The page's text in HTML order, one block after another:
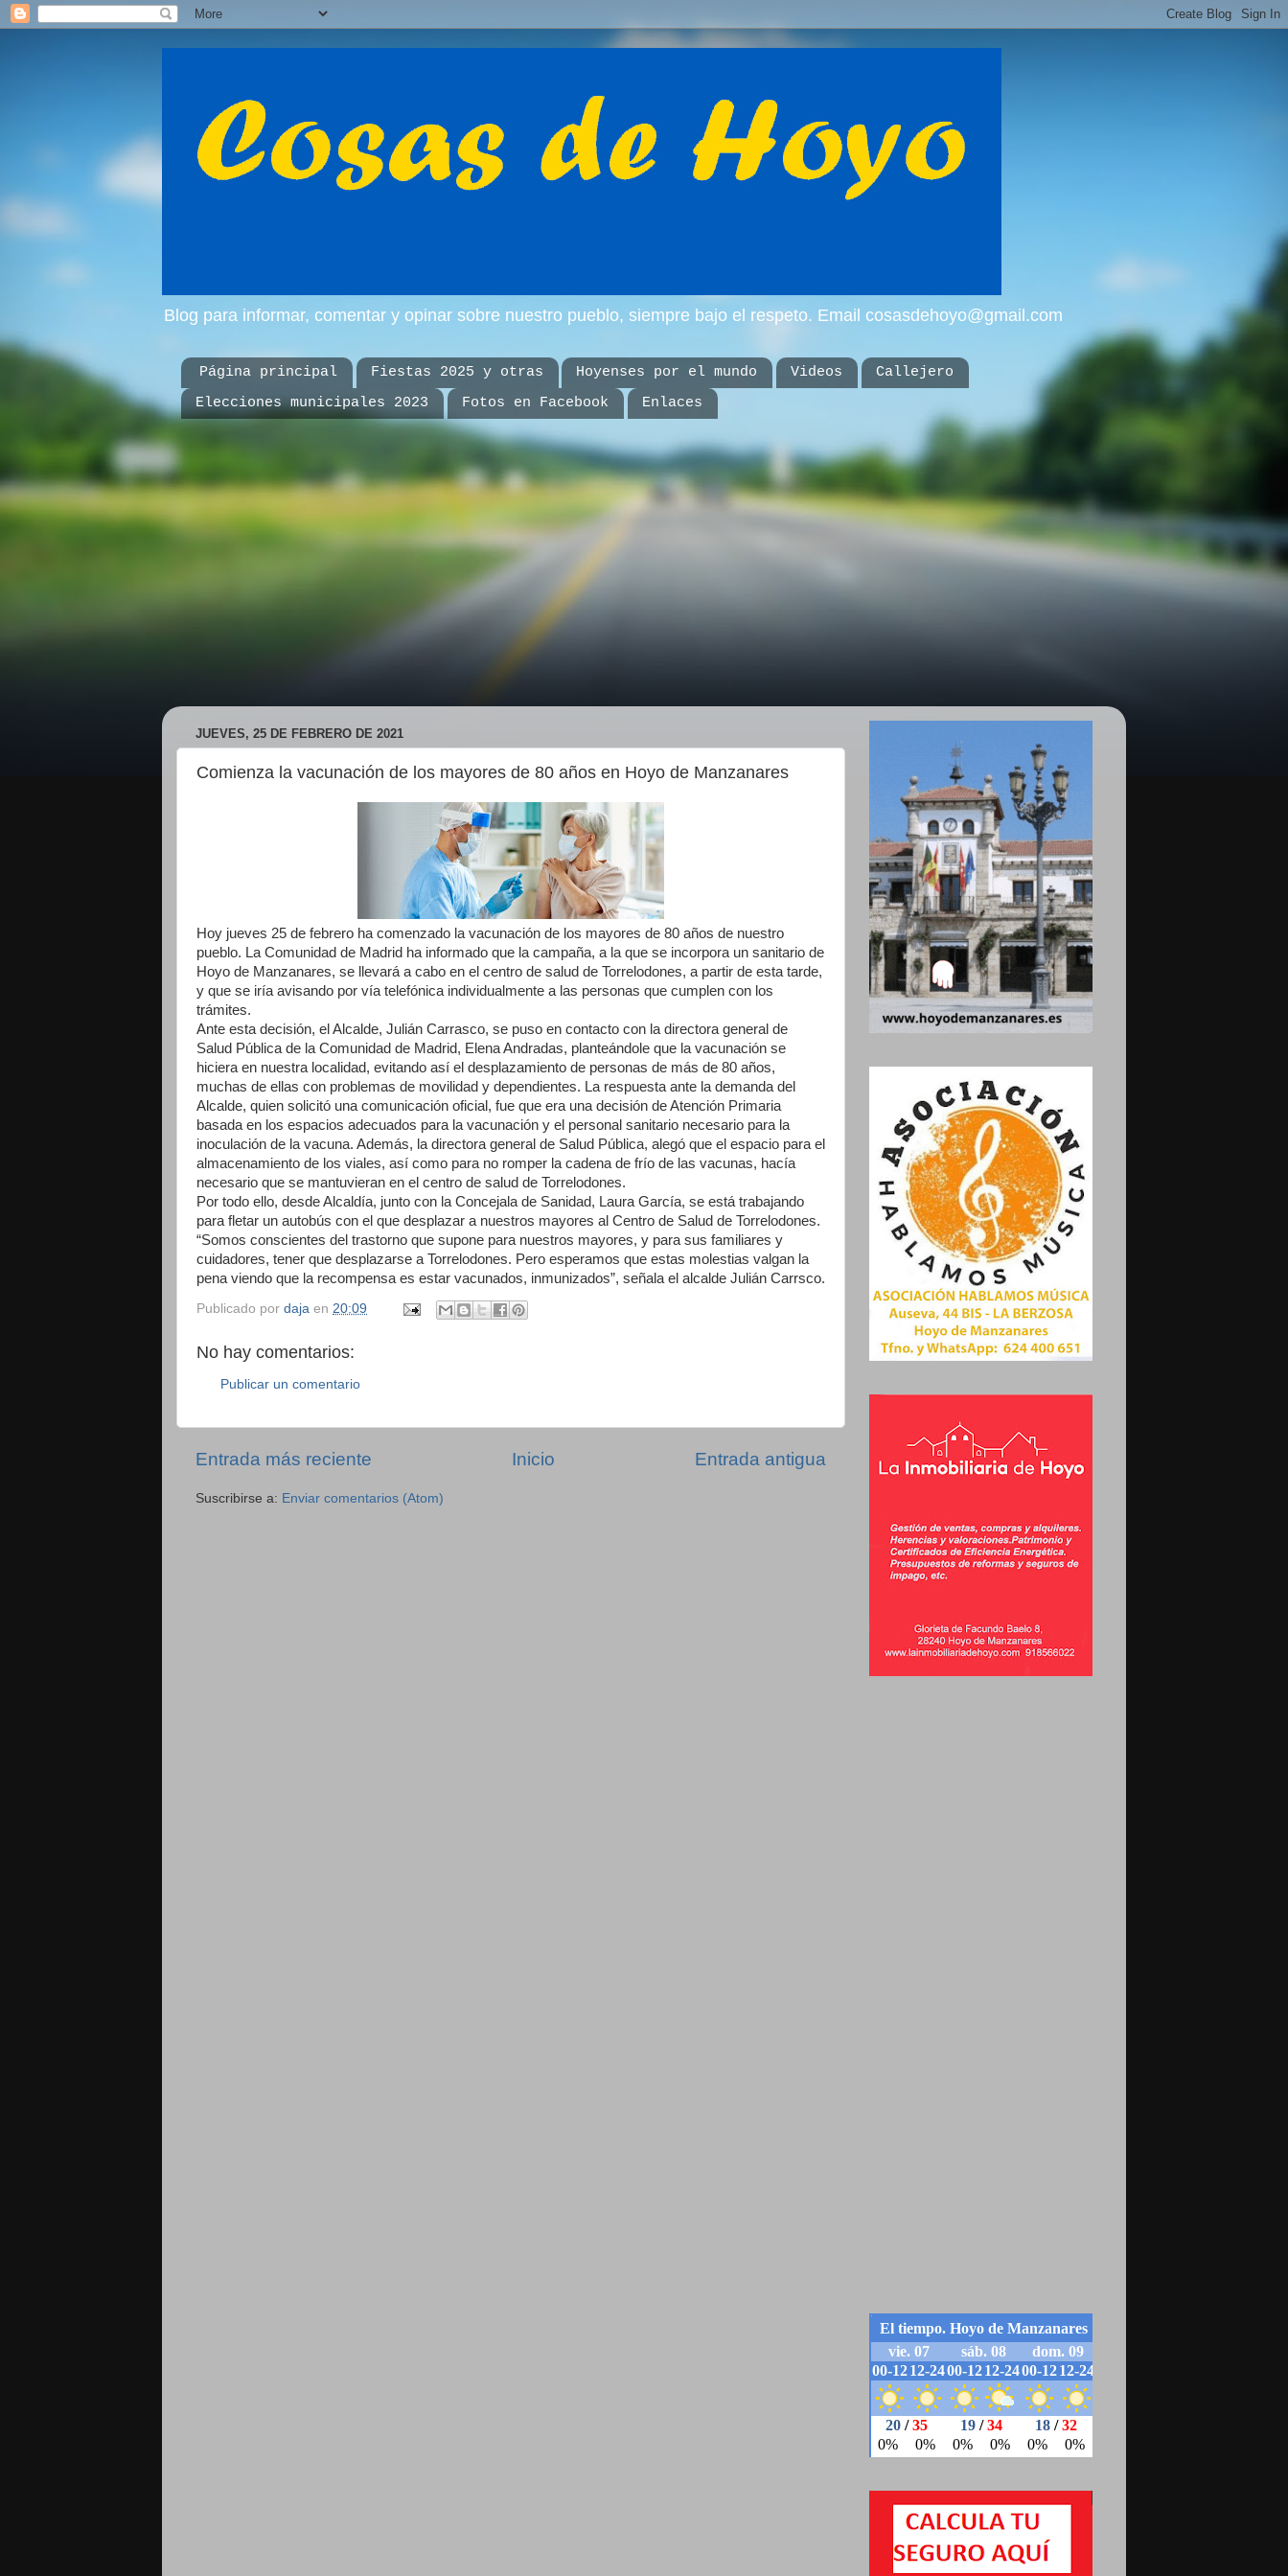
Blog para informar, comentar y opinar sobre nuestro pueblo, siempre bajo el respeto. Email cosasdehoyo@gmail.com
Página principal Fiestas 2025 y otras Hoyenses por el mundo Videos
Callejero
Elecciones municipales 2023
Fotos en Facebook Enlaces
JUEVES, 25 DE FEBRERO DE 2021
Comienza la vacunación de los mayores de 80 años en Hoyo de Manzanares
Hoy jueves 25 de febrero ha comenzado la vacunación de los mayores de 80 años de nuestro
pueblo. La Comunidad de Madrid ha informado que la campaña, a la que se incorpora un sanitario de
Hoyo de Manzanares, se llevará a cabo en el centro de salud de Torrelodones, a partir de esta tarde,
y que se iría avisando por vía telefónica individualmente a las personas que cumplen con los
trámites.
Ante esta decisión, el Alcalde, Julián Carrasco, se puso en contacto con la directora general de
Salud Pública de la Comunidad de Madrid, Elena Andradas, planteándole que la vacunación se
hiciera en nuestra localidad, evitando así el desplazamiento de personas de más de 80 años,
muchas de ellas con problemas de movilidad y dependientes. La respuesta ante la demanda del
Alcalde, quien solicitó una comunicación oficial, fue que era una decisión de Atención Primaria
basada en los espacios adecuados para la vacunación­ y el personal sanitario necesario para la
inoculación de la vacuna. Además, la directora general de Salud Pública, alegó que el espacio para el
almacenamiento de los viales, así como para no romper la cadena de frío de las vacunas, hacía
necesario que se mantuvieran en el centro de salud de Torrelodones.
Por todo ello, desde Alcaldía, junto con la Concejala de Sanidad, Laura García, se está trabajando
para fletar un autobús con el que desplazar a nuestros mayores al Centro de Salud de Torrelodones.
“Somos conscientes del trastorno que supone para nuestros mayores, y para sus familiares y
cuidadores, tener que desplazarse a Torrelodones. Pero esperamos que estas molestias valgan la
pena viendo que la recompensa es estar vacunados, inmunizados”, señala el alcalde Julián Carrsco.
Publicado por daja en 20:09
No hay comentarios:
Publicar un comentario
Entrada más reciente Entrada antigua
Inicio
Suscribirse a: Enviar comentarios (Atom)